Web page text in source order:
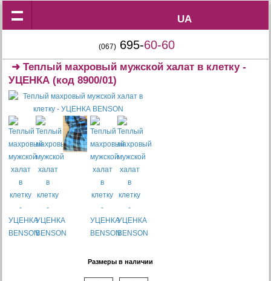
UA
UA
(067) 695-60-60
➜Теплый махровый мужской халат в клетку -
УЦЕНКА (код 8900/01)
Размеры в наличии